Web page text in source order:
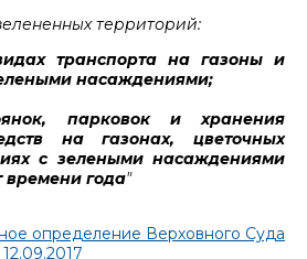
территорий:
транспорта на газоны и
насаждениями;
парковок и хранения
на газонах, цветочных
с зелеными насаждениями
времени года"
определение Верховного Суда